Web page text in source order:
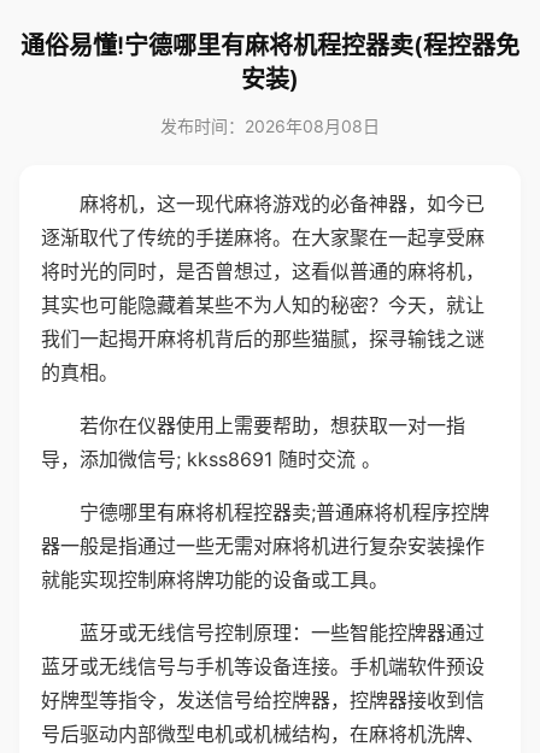
通俗易懂!宁德哪里有麻将机程控器卖(程控器免
安装)
发布时间：2026年08月08日
麻将机，这一现代麻将游戏的必备神器，如今已
逐渐取代了传统的手搓麻将。在大家聚在一起享受麻
将时光的同时，是否曾想过，这看似普通的麻将机，
其实也可能隐藏着某些不为人知的秘密？今天，就让
我们一起揭开麻将机背后的那些猫腻，探寻输钱之谜
的真相。
若你在仪器使用上需要帮助，想获取一对一指
导，添加微信号; kkss8691 随时交流 。
宁德哪里有麻将机程控器卖;普通麻将机程序控牌
器一般是指通过一些无需对麻将机进行复杂安装操作
就能实现控制麻将牌功能的设备或工具。
蓝牙或无线信号控制原理：一些智能控牌器通过
蓝牙或无线信号与手机等设备连接。手机端软件预设
好牌型等指令，发送信号给控牌器，控牌器接收到信
号后驱动内部微型电机或机械结构，在麻将机洗牌、